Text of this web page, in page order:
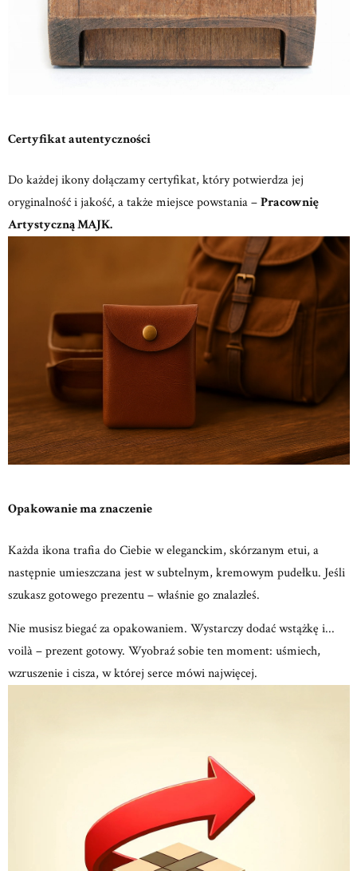
Certyfikat autentyczności
Do każdej ikony dołączamy certyfikat, który potwierdza jej
oryginalność i jakość, a także miejsce powstania –Pracownię
Artystyczną MAJK.
Opakowanie ma znaczenie
Każda ikona trafia do Ciebie w eleganckim, skórzanym etui, a
następnie umieszczana jest w subtelnym, kremowym pudełku. Jeśli
szukasz gotowego prezentu – właśnie go znalazłeś.
Nie musisz biegać za opakowaniem. Wystarczy dodać wstążkę i...
voilà – prezent gotowy. Wyobraź sobie ten moment: uśmiech,
wzruszeniei cisza, w której serce mówi najwięcej.